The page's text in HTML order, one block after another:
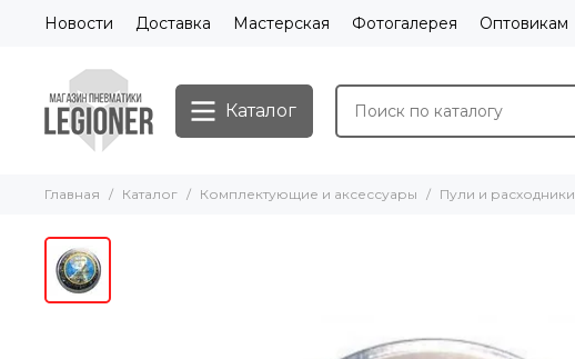
Новости Доставка Мастерская Фотогалерея Оптовикам
Каталог
Главная Каталог Комплектующие и аксессуары Пули и расходники